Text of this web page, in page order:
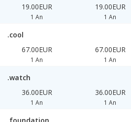
19.00EUR
1 An
19.00EUR
1 An
.cool
67.00EUR
1 An
67.00EUR
1 An
.watch
36.00EUR
1 An
36.00EUR
1 An